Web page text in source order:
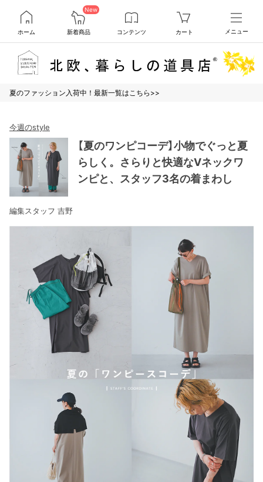
ホーム
New
新着商品 コンテンツ カート メニュー
夏のファッション入荷中！最新一覧はこちら>>
今週のstyle
【夏のワンピコーデ】小物でぐっと夏
らしく。さらりと快適なVネックワ
ンピと、スタッフ3名の着まわし
編集スタッフ 吉野